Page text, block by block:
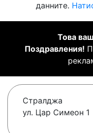
данните.
Това
Поздравления!
Стралджа
ул. Цар Симеон 1